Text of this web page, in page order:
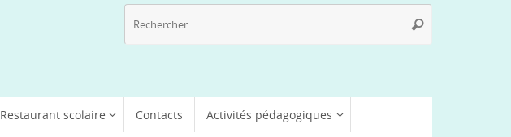
Rechercher
Restaurant scolaire Contacts Activités pédagogiques